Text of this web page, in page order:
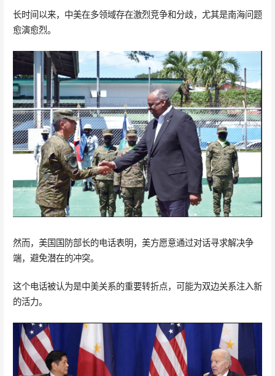
长时间以来，中美在多领域存在激烈竞争和分歧，尤其是南海问题
愈演愈烈。
然而，美国国防部长的电话表明，美方愿意通过对话寻求解决争
端，避免潜在的冲突。
这个电话被认为是中美关系的重要转折点，可能为双边关系注入新
的活力。